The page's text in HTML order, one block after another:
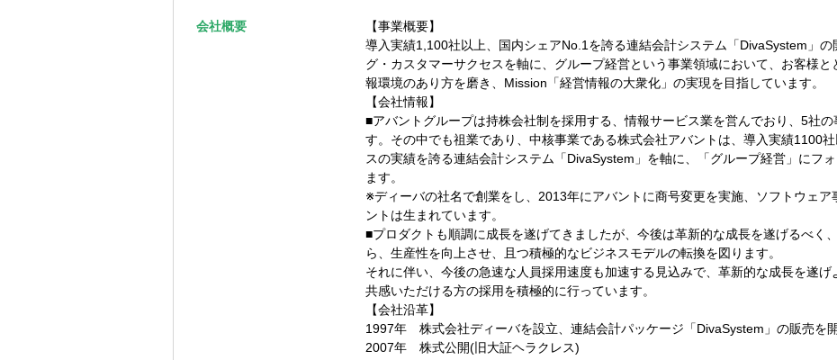
▼お客様が抱えている課題一例
・会計事務所系は業務中心、ベンダはシステム中心の支援が多く、包含的に課題解決を支援
→アバントのマネジメントコンサルティング部は両側面のパートナーとして価値貢献して
・特定領域におけるノウハウが無い場合の知見提供
→事業再編、新会計基準への対応等の旗振り役を実行します。
・属人化した業務の改善
→クライアントとの実業務を通じて、課題抽出から、業務面及びシステム面の業務改善を
▼プロジェクト例
・実業務を通じて潜在課題の抽出～解決までを行うコンサルティング業務
・クライアントと年間契約を締結する決算全般のアドバイザリー業務(業務・システムだけで
リーも実施)
・グループ経営統合(上場企業同士M&A)に関する課題解決・監査対応及び一連の業務プロセ
・決算業務改善コンサルティング、決算早期化プロジェクト等
▼組織について
会社概要
【事業概要】
導入実績1,100社以上、国内シェアNo.1を誇る連結会計システム「DivaSystem」
グ・カスタマーサクセスを軸に、グループ経営という事業領域において、お客様
報環境のあり方を磨き、Mission「経営情報の大衆化」の実現を目指しています。
【会社情報】
■アバントグループは持株会社制を採用する、情報サービス業を営んでおり、5社
す。その中でも祖業であり、中核事業である株式会社アバントは、導入実績1100
スの実績を誇る連結会計システム「DivaSystem」を軸に、「グループ経営」にフ
ます。
※ディーバの社名で創業をし、2013年にアバントに商号変更を実施、ソフトウェ
ントは生まれています。
■プロダクトも順調に成長を遂げてきましたが、今後は革新的な成長を遂げるべく
ら、生産性を向上させ、且つ積極的なビジネスモデルの転換を図ります。
それに伴い、今後の急速な人員採用速度も加速する見込みで、革新的な成長を遂げ
共感いただける方の採用を積極的に行っています。
【会社沿革】
1997年 株式会社ディーバを設立、連結会計パッケージ「DivaSystem」の販売を
2007年 株式公開(旧大証ヘラクレス)